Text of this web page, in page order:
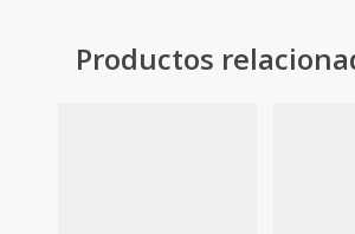
Productos